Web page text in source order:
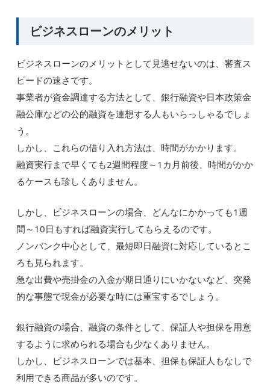
ビジネスローンのメリット
ビジネスローンのメリットとして見逃せないのは、審査ス
ピードの速さです。
事業者が資金調達する方法として、銀行融資や日本政策金
融公庫などの公的融資を連想する人もいらっしゃるでしょ
う。
しかし、これらの借り入れ方法は、時間がかかります。
融資実行まで早くても2週間程度～1カ月前後、時間がかか
るケースも珍しくありません。
しかし、ビジネスローンの場合、どんなにかかっても1週
間～10日もすれば融資実行してもらえるのです。
ノンバンク中心として、最短即日融資に対応しているとこ
ろも見られます。
急な出費や売掛金の入金が期日通りにいかないなど、突発
的な事態で現金が必要な時には重宝するでしょう。
銀行融資の場合、融資の条件として、保証人や担保を用意
するように求められる場合も少なくありません。
しかし、ビジネスローンでは基本、担保も保証人もなしで
利用できる商品が多いのです。